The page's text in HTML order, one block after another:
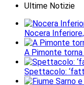
Ultime Notizie
Nocera
A Pimonte
Spettacolo: